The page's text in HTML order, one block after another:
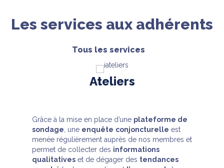
Les services aux adhérents
Tous les services
Ateliers
Grâce à la mise en place d’une plateforme de
sondage , une enquête conjoncturelle est
menée régulièrement auprès de nos membres et
permet de collecter des informations
qualitatives et de dégager des tendances